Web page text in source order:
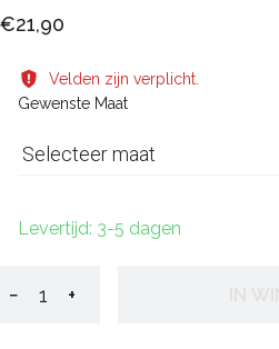
€21,90
Velden zijn verplicht.
Gewenste Maat
Selecteer maat
Levertijd: 3-5 dagen
− +